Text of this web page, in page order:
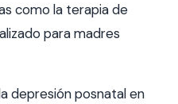
como la terapia de
para madres
depresión posnatal en